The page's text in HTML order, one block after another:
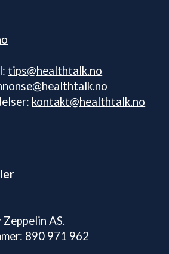
tips@healthtalk.no
kontakt@healthtalk.no
AS.
890 971 962